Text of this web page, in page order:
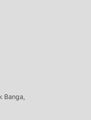
Banga,